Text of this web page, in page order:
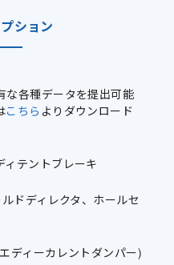
ション
な各種データを提出可能
こちら よりダウンロード
ィテントブレーキ
ドディレクタ、ホールセ
ディーカレントダンパー)